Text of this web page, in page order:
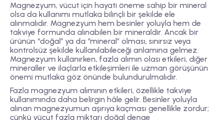
Magnezyum, vücut için hayati öneme sahip bir mineral
olsa da kullanımı mutlaka bilinçli bir şekilde ele
alınmalıdır. Magnezyum hem besinler yoluyla hem de
takviye formunda alınabilen bir mineraldir. Ancak bir
ürünün “doğal” ya da “mineral” olması, sınırsız veya
kontrolsüz şekilde kullanılabileceği anlamına gelmez.
Magnezyum kullanırken, fazla alımın olası etkileri, diğer
mineraller ve ilaçlarla etkileşimleri ile uzman görüşünün
önemi mutlaka göz önünde bulundurulmalıdır.
Fazla magnezyum alımının etkileri, özellikle takviye
kullanımında daha belirgin hâle gelir. Besinler yoluyla
alınan magnezyumun aşırıya kaçması genellikle zordur;
çünkü vücut fazla miktarı doğal denge